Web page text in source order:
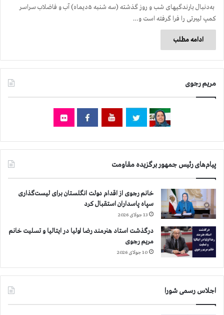
به‌دنبال بارندگیهای شب و روز گذشته (سه شنبه ۵دیماه) آب و فاضلاب سراسر
کمپ لیبرتی را فرا گرفته است و…
ادامه مطلب
مریم رجوی
پیام‌های رئیس جمهور برگزیده مقاومت
خانم رجوی از اقدام دولت انگلستان برای لیست‌گذاری
سپاه پاسداران استقبال کرد
13 جولای 2026
درگذشت استاد هنرمند رضا اولیا در ایتالیا و تسلیت خانم
مریم رجوی
10 جولای 2026
اجلاس رسمی شورا